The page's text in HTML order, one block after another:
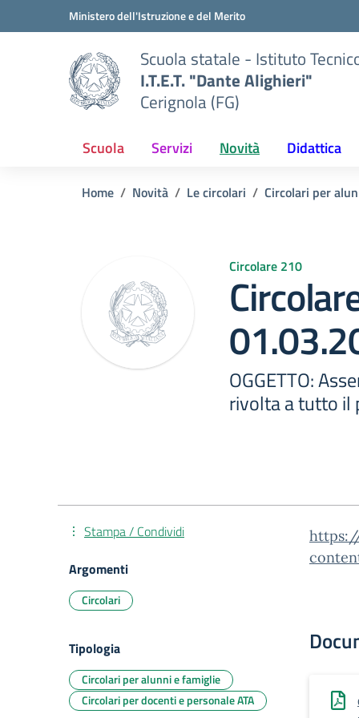
Vai ai contenuti
Vai al menu di navigazioneMinistero dell'Istruzione e del Merito
Scuola statale - Istituto
I.T.E.T. "Dante Alighieri"
Cerignola (FG)
Scuola Servizi Novità Didattica
Home Novità Le circolari Circolari per
Circolare 210
OGGETTO:
rivolta a tutto il
Stampa / Condividi
Argomenti
Circolari
Tipologia
Circolari per alunni e famiglie
Circolari per docenti e personale ATA